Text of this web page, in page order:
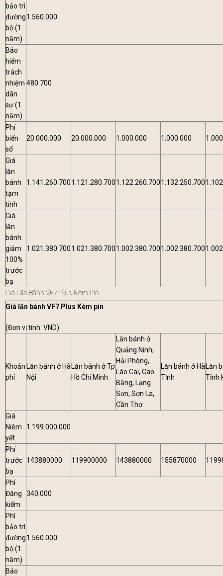
bảo trì
đường
bộ (1
năm)
1.560.000
Bảo
hiểm
trách
nhiệm
dân
sự (1
năm)
480.700
Phí
biển
số
20.000.000 20.000.000 1.000.000 1.000.000
Giá
lăn
bánh
tạm
tính
1.141.260.7001.121.280.7001.122.260.7001.132.250.700
Giá
lăn
bánh
giảm
100%
trước
bạ
1.021.380.7001.021.380.7001.002.380.7001.002.380.700
Giá Lăn Bánh VF7 Plus Kèm Pin
Giá lăn bánh VF7 Plus Kèm pin
(Đơn vị tính: VND)
Khoản
phí
Lăn bánh ở Hà
Nội
Lăn bánh ở Tp
Hồ Chí Minh
Lăn bánh ở
Quảng Ninh,
Hải Phòng,
Lào Cai, Cao
Bằng, Lạng
Sơn, Sơn La,
Cần Thơ
Lăn bánh ở Hà
Tĩnh
Lăn
Tỉnh
Giá
Niêm
yết
1.199.000.000
Phí
trước
bạ
143880000 119900000 143880000 155870000
Phí
Đăng
kiểm
340.000
Phí
bảo trì
đường
bộ (1
năm)
1.560.000
Bảo